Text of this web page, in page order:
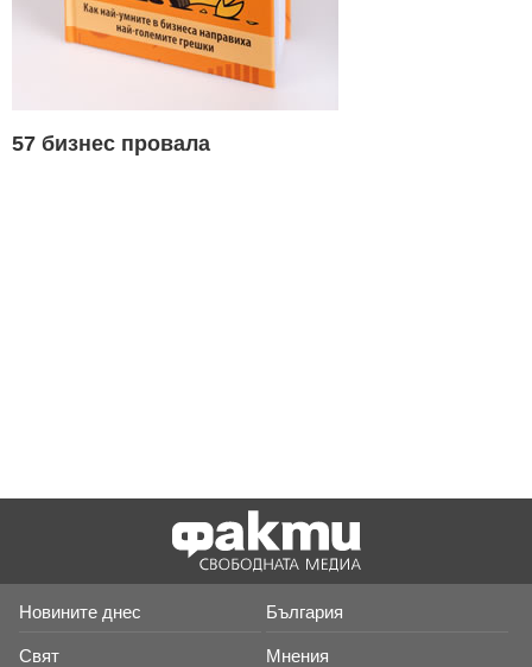
57 бизнес провала
Новините днес България
Свят Мнения